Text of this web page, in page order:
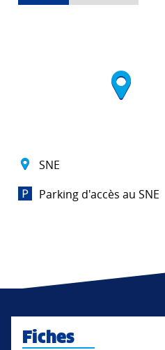
SNE
Parking d'accès au SNE
Fiches